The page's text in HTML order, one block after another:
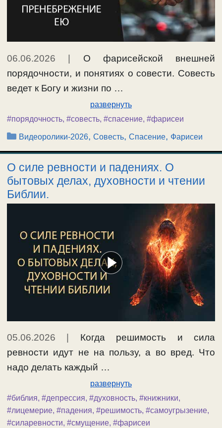
06.06.2026 | О фарисейской внешней
порядочности, и понятиях о совести. Совесть
ведет к Богу и жизни по …
развернуть
#порядочность, #совесть, #спасение, #фарисеи
Рубрики
Видеоролики-2026,Совесть,Спасение, Фарисеи
О силе ревности и падениях. О
бытовых делах, духовности и чтении
Библии.
05.06.2026
Когда решимость и сила
ревности идут не на пользу, а во вред. Что
надо делать каждый …
развернуть
#библия, #депрессия, #духовность, #книжники,
#лицемерие, #падения, #решимость, #самоугрызение,
#силаревности, #смущение, #фарисеи